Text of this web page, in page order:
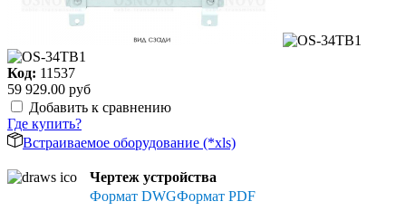
Код: 11537
59 929.00 руб
Добавить к сравнению
Где купить?
Встраиваемое оборудование (*xls)
Чертеж устройства
Формат DWGФормат PDF